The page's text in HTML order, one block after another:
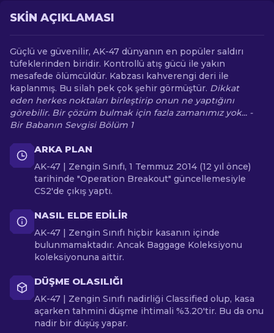
SKIN AÇIKLAMASI
Güçlü ve güvenilir, AK-47 dünyanın en popüler saldırı
tüfeklerinden biridir. Kontrollü atış gücü ile yakın
mesafede ölümcüldür. Kabzası kahverengi deri ile
kaplanmış. Bu silah pek çok şehir görmüştür. Dikkat
eden herkes noktaları birleştirip onun ne yaptığını
görebilir. Bir çözüm bulmak için fazla zamanımız yok... -
Bir Babanın Sevgisi Bölüm 1
ARKA PLAN
AK-47 | Zengin Sınıfı, 1 Temmuz 2014 (12 yıl önce)
tarihinde "Operation Breakout" güncellemesiyle
CS2'de çıkış yaptı.
NASIL ELDE EDILIR
AK-47 | Zengin Sınıfı hiçbir kasanın içinde
bulunmamaktadır. Ancak Baggage Koleksiyonu
koleksiyonuna aittir.
DÜŞME OLASILIĞI
AK-47 | Zengin Sınıfı nadirliği Classified olup, kasa
açarken tahmini düşme ihtimali %3.20'tir. Bu da onu
nadir bir düşüş yapar.